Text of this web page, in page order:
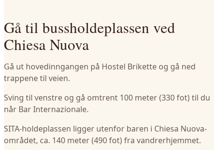
Gå til bussholdeplassen ved
Chiesa Nuova
Gå ut hovedinngangen på Hostel Brikette og gå ned
trappene til veien.
Sving til venstre og gå omtrent 100 meter (330 fot) til du
når Bar Internazionale.
SITA-holdeplassen ligger utenfor baren i Chiesa Nuova-
området, ca. 140 meter (490 fot) fra vandrerhjemmet.